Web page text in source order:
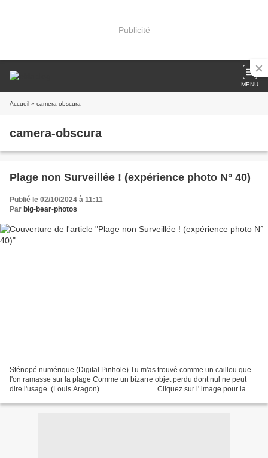
Publicité
MENU
Accueil » camera-obscura
camera-obscura
Plage non Surveillée ! (expérience photo N° 40)
Publié le 02/10/2024 à 11:11
Par big-bear-photos
Sténopé numérique (Digital Pinhole) Tu m'as trouvé comme un caillou que
l'on ramasse sur la plage Comme un bizarre objet perdu dont nul ne peut
dire l'usage. (Louis Aragon) _____________ Cliquez sur l' image pour la